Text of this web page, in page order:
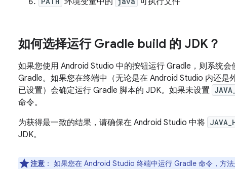
如何选择运行 Gradle build 的 JDK？
如果您使用 Android Studio 中的按钮运行 Gradle，则系统
Gradle。如果您在终端中（无论是在 Android Studio 内还是
已设置）会确定运行 Gradle 脚本的 JDK。如果未设置
命令。
为获得最一致的结果，请确保在 Android Studio 中将
JDK。
注意 ： 如果您在 Android Studio 终端中运行 Gradle 命令，方法